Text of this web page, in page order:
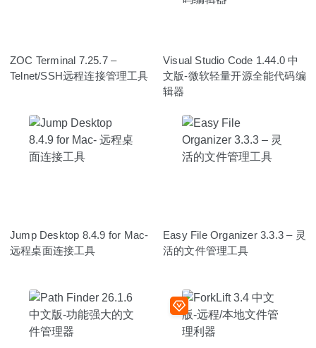
ZOC Terminal 7.25.7 –
Telnet/SSH远程连接管理工具
Visual Studio Code 1.44.0 中
文版-微软轻量开源全能代码编
辑器
Jump Desktop 8.4.9 for Mac-
远程桌面连接工具
Easy File Organizer 3.3.3 – 灵
活的文件管理工具